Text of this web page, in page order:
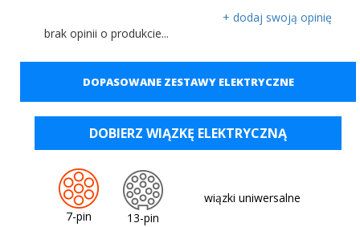
+ dodaj swoją opinię
brak opinii o produkcie...
DOPASOWANE ZESTAWY ELEKTRYCZNE
DOBIERZ WIĄZKĘ ELEKTRYCZNĄ
7-pin 13-pin
wiązki uniwersalne